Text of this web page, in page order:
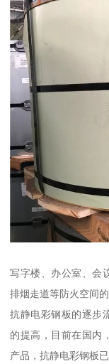
写字楼、办公室、会
排烟走道等防火空间的
抗静电彩钢板的逐步
的提高，目前在国内
产品，抗静电彩钢板